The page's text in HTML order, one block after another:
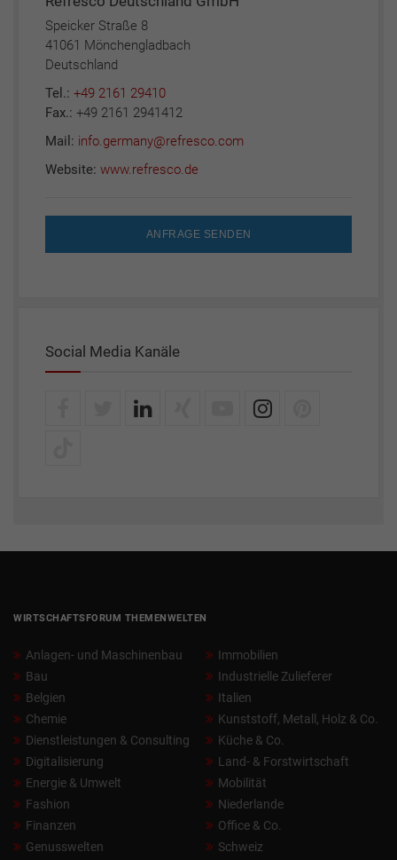
Speicker Straße 8
41061 Mönchengladbach
Deutschland
Tel.: +49 2161 29410
Fax.: +49 2161 2941412
Mail: info.germany@refresco.com
Website: www.refresco.de
ANFRAGE SENDEN
Social Media Kanäle
WIRTSCHAFTSFORUM THEMENWELTEN
Anlagen- und Maschinenbau
Bau
Belgien
Chemie
Dienstleistungen & Consulting
Digitalisierung
Energie & Umwelt
Fashion
Finanzen
Genusswelten
Immobilien
Industrielle Zulieferer
Italien
Kunststoff, Metall, Holz & Co.
Küche & Co.
Land- & Forstwirtschaft
Mobilität
Niederlande
Office & Co.
Schweiz